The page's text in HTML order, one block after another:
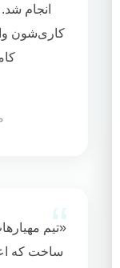
انجام
کاری‌شون
«تیم
ساخت که